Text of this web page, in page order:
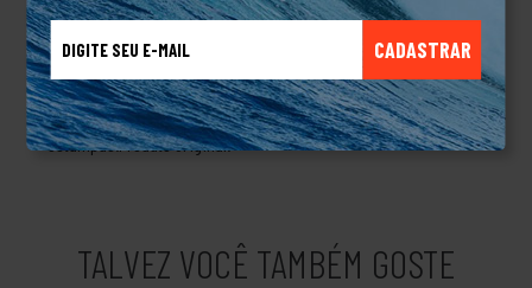
CADASTRAR
marca busca tendencias e veste suas meninas com estilo,
trazendo confecções como camisetas, moletons, biquinis,
roupas de academia, roupas de borracha, vestidos, saias e
muito mais da melhor qualidade e com as melhores
estampas.Produto Original.
TALVEZ VOCÊ TAMBÉM GOSTE